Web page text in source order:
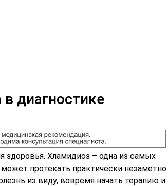
диагностике
здоровья. Хламидиоз – одна из самых
протекать практически незаметно.
из виду, вовремя начать терапию и